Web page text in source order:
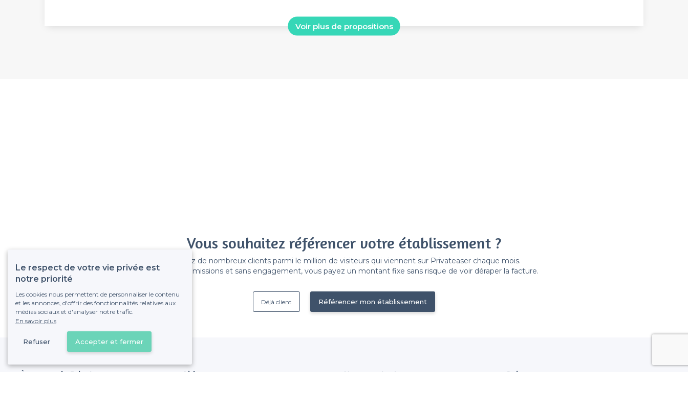
Voir plus de propositions
Vous souhaitez référencer votre établissement ?
Gagnez de nombreux clients parmi le million de visiteurs qui viennent sur Privateaser chaque mois.
Pas de commissions et sans engagement, vous payez un montant fixe sans risque de voir déraper la facture.
Référencer mon établissement
Déjà client
À propos de Privateaser Aide Nous contacter Suivez nous
Le respect de votre vie privée est
notre priorité
Les cookies nous permettent de personnaliser le contenu
et les annonces, d'offrir des fonctionnalités relatives aux
médias sociaux et d'analyser notre trafic.
En savoir plus
Refuser Accepter et fermer